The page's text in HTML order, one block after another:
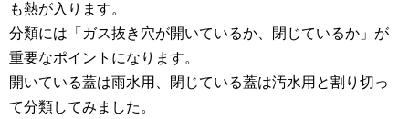
も熱が入ります。
分類には「ガス抜き穴が開いているか、閉じているか」が
重要なポイントになります。
開いている蓋は雨水用、閉じている蓋は汚水用と割り切っ
て分類してみました。